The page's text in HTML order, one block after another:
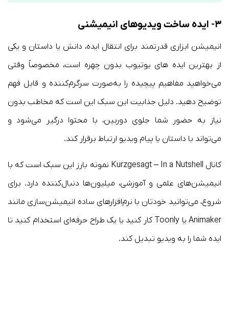
۳- ایده ساخت ویدیوهای انیمیشنی
انیمیشن ابزاری قدرتمند برای انتقال ایده، دانش یا داستان و یکی
از بهترین ایده های یوتیوب بدون چهره است، مخصوصاً وقتی
می‌خواهید مفاهیم پیچیده را به‌صورت سرگرم‌کننده و قابل فهم
توضیح دهید. دلیل جذابیت این سبک این است که مخاطب بدون
نیاز به حضور شما جلوی دوربین، با محتوا درگیر می‌شود و
می‌تواند با داستان یا پیام ویدیو ارتباط برقرار کند.
کانال‌ Kurzgesagt – In a Nutshell نمونه بارز این سبک است که با
انیمیشن‌های علمی و آموزشی، میلیون‌ها دنبال‌کننده دارد. برای
شروع، می‌توانید خودتان با نرم‌افزارهای ساده انیمیشن‌سازی مانند
Animaker یا Toonly کار کنید یا یک طراح حرفه‌ای استخدام کنید تا
ایده شما را به ویدیو تبدیل کند.